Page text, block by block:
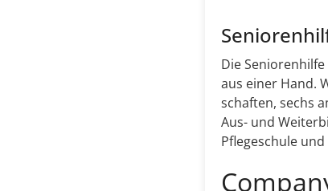
Die
aus einer Hand.
schaften, sechs
Aus- und
Pflegeschule